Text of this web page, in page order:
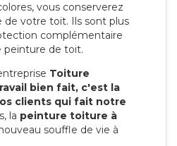
vous conserverez
de votre toit. Ils sont plus
complémentaire
de toit.
Toiture
bien fait, c'est la
clients qui fait notre
la peinture toiture à
souffle de vie à